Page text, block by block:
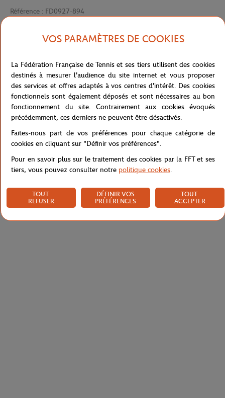
Référence : FD0927-894
Livraison et retours
VOS PARAMÈTRES DE COOKIES
La Fédération Française de Tennis et ses tiers utilisent des cookies
destinés à mesurer l'audience du site internet et vous proposer
des services et offres adaptés à vos centres d'intérêt. Des cookies
fonctionnels sont également déposés et sont nécessaires au bon
fonctionnement du site. Contrairement aux cookies évoqués
précédemment, ces derniers ne peuvent être désactivés.
Faites-nous part de vos préférences pour chaque catégorie de
cookies en cliquant sur "Définir vos préférences".
Pour en savoir plus sur le traitement des cookies par la FFT et ses
tiers, vous pouvez consulter notre politique cookies.
TOUT
REFUSER
DÉFINIR VOS
PRÉFÉRENCES
TOUT
ACCEPTER